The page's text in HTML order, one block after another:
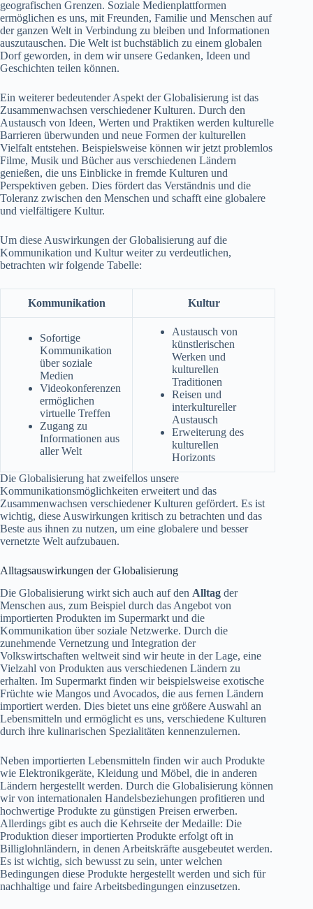
geografischen Grenzen. Soziale Medienplattformen
ermöglichen es uns, mit Freunden, Familie und Menschen auf
der ganzen Welt in Verbindung zu bleiben und Informationen
auszutauschen. Die Welt ist buchstäblich zu einem globalen
Dorf geworden, in dem wir unsere Gedanken, Ideen und
Geschichten teilen können.
Ein weiterer bedeutender Aspekt der Globalisierung ist das
Zusammenwachsen verschiedener Kulturen. Durch den
Austausch von Ideen, Werten und Praktiken werden kulturelle
Barrieren überwunden und neue Formen der kulturellen
Vielfalt entstehen. Beispielsweise können wir jetzt problemlos
Filme, Musik und Bücher aus verschiedenen Ländern
genießen, die uns Einblicke in fremde Kulturen und
Perspektiven geben. Dies fördert das Verständnis und die
Toleranz zwischen den Menschen und schafft eine globalere
und vielfältigere Kultur.
Um diese Auswirkungen der Globalisierung auf die
Kommunikation und Kultur weiter zu verdeutlichen,
betrachten wir folgende Tabelle:
Kommunikation Kultur
Sofortige
Kommunikation
über soziale
Medien
Videokonferenzen
ermöglichen
virtuelle Treffen
Zugang zu
Informationen aus
aller Welt
Austausch von
künstlerischen
Werken und
kulturellen
Traditionen
Reisen und
interkultureller
Austausch
Erweiterung des
kulturellen
Horizonts
Die Globalisierung hat zweifellos unsere
Kommunikationsmöglichkeiten erweitert und das
Zusammenwachsen verschiedener Kulturen gefördert. Es ist
wichtig, diese Auswirkungen kritisch zu betrachten und das
Beste aus ihnen zu nutzen, um eine globalere und besser
vernetzte Welt aufzubauen.
Alltagsauswirkungen der Globalisierung
Die Globalisierung wirkt sich auch auf den Alltag der
Menschen aus, zum Beispiel durch das Angebot von
importierten Produkten im Supermarkt und die
Kommunikation über soziale Netzwerke. Durch die
zunehmende Vernetzung und Integration der
Volkswirtschaften weltweit sind wir heute in der Lage, eine
Vielzahl von Produkten aus verschiedenen Ländern zu
erhalten. Im Supermarkt finden wir beispielsweise exotische
Früchte wie Mangos und Avocados, die aus fernen Ländern
importiert werden. Dies bietet uns eine größere Auswahl an
Lebensmitteln und ermöglicht es uns, verschiedene Kulturen
durch ihre kulinarischen Spezialitäten kennenzulernen.
Neben importierten Lebensmitteln finden wir auch Produkte
wie Elektronikgeräte, Kleidung und Möbel, die in anderen
Ländern hergestellt werden. Durch die Globalisierung können
wir von internationalen Handelsbeziehungen profitieren und
hochwertige Produkte zu günstigen Preisen erwerben.
Allerdings gibt es auch die Kehrseite der Medaille: Die
Produktion dieser importierten Produkte erfolgt oft in
Billiglohnländern, in denen Arbeitskräfte ausgebeutet werden.
Es ist wichtig, sich bewusst zu sein, unter welchen
Bedingungen diese Produkte hergestellt werden und sich für
nachhaltige und faire Arbeitsbedingungen einzusetzen.